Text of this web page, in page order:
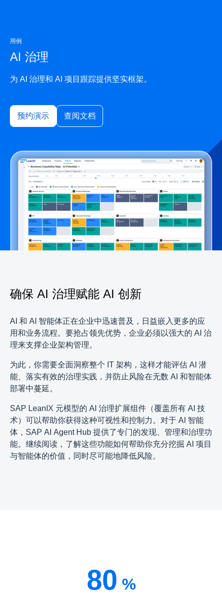
用例
AI 治理
为 AI 治理和 AI 项目跟踪提供坚实框架。
预约演示 查阅文档
确保 AI 治理赋能 AI 创新
AI 和 AI 智能体正在企业中迅速普及，日益嵌入更多的应
用和业务流程。要抢占领先优势，企业必须以强大的 AI 治
理来支撑企业架构管理。
为此，你需要全面洞察整个 IT 架构，这样才能评估 AI 潜
能、落实有效的治理实践，并防止风险在无数 AI 和智能体
部署中蔓延。
SAP LeanIX 元模型的 AI 治理扩展组件（覆盖所有 AI 技
术）可以帮助你获得这种可视性和控制力。对于 AI 智能
体，SAP AI Agent Hub 提供了专门的发现、管理和治理功
能。继续阅读，了解这些功能如何帮助你充分挖掘 AI 项目
与智能体的价值，同时尽可能地降低风险。
80 %